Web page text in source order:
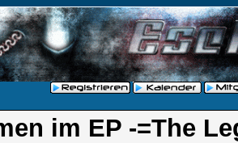
im EP -=The